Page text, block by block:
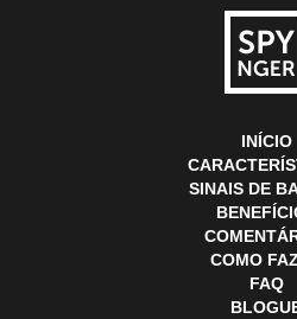
INÍCIO
SINAIS DE
COMO
FAQ